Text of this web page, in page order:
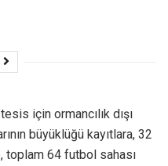
için ormancılık dışı
büyüklüğü kayıtlara, 32
toplam 64 futbol sahası